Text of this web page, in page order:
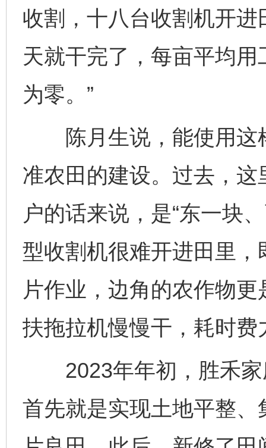
收割，十八台收割机开
天就干完了，每亩平均
为零。”
陈月生说，能使用这
准农田的建设。过去，
户的话来说，是“东一块
型收割机很难开进田里
片作业，边角的农作物
扶拖拉机慢慢干，耗时费
2023年年初，胜禾家
首先就是实现土地平整